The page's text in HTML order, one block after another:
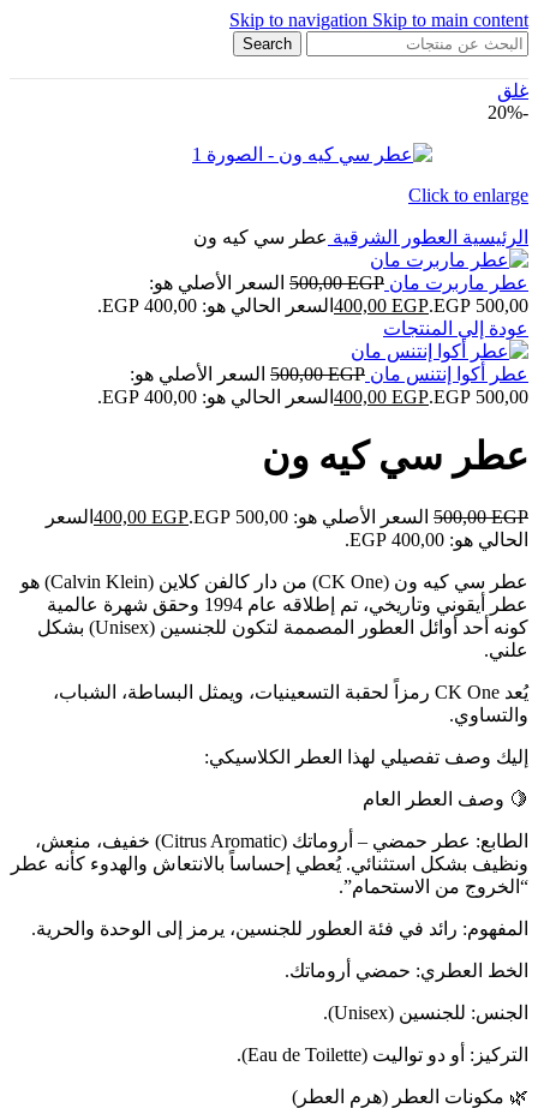
Skip to navigation Skip to main content
Search
غلق
-20%
Click to enlarge
الرئيسية العطور الشرقية عطر سي كيه ون
عطر ماربرت مان 500,00EGP
السعر الأصلي هو:
500,00 EGP.
400,00 EGP
السعر الحالي هو: 400,00 EGP.
عودة إلي المنتجات
عطر أكوا إنتنس مان 500,00EGP
السعر الأصلي هو:
500,00 EGP.
400,00 EGP السعر الحالي هو: 400,00 EGP.
عطر سي كيه ون
500,00EGP السعر الأصلي هو: 500,00 EGP. 400,00 EGP
السعر
الحالي هو: 400,00 EGP.
عطر سي كيه ون (CK One) من دار كالفن كلاين (Calvin Klein) هو
عطر أيقوني وتاريخي، تم إطلاقه عام 1994 وحقق شهرة عالمية
كونه أحد أوائل العطور المصممة لتكون للجنسين (Unisex) بشكل
علني.
يُعد CK One رمزاً لحقبة التسعينيات، ويمثل البساطة، الشباب،
والتساوي.
إليك وصف تفصيلي لهذا العطر الكلاسيكي:
🍋 وصف العطر العام
الطابع: عطر حمضي – أروماتك (Citrus Aromatic) خفيف، منعش،
ونظيف بشكل استثنائي. يُعطي إحساساً بالانتعاش والهدوء كأنه عطر
“الخروج من الاستحمام”.
المفهوم: رائد في فئة العطور للجنسين، يرمز إلى الوحدة والحرية.
الخط العطري: حمضي أروماتك.
الجنس: للجنسين (Unisex).
التركيز: أو دو تواليت (Eau de Toilette).
🌿 مكونات العطر (هرم العطر)